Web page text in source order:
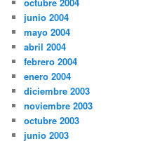
junio 2004
mayo 2004
abril 2004
febrero 2004
enero 2004
diciembre 2003
noviembre 2003
octubre 2003
junio 2003